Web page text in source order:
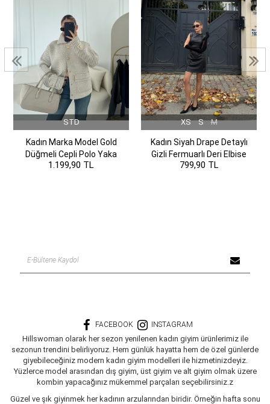
STD
Kadın Marka Model Gold
Düğmeli Cepli Polo Yaka
Hırka
1.199,90 TL
XS S M
Kadın Siyah Drape Detaylı
Gizli Fermuarlı Deri Elbise
799,90 TL
FACEBOOK INSTAGRAM
Hillswoman olarak her sezon yenilenen kadın giyim ürünlerimiz ile
sezonun trendini belirliyoruz. Hem günlük hayatta hem de özel günlerde
giyebileceğiniz modern kadın giyim modelleri ile hizmetinizdeyiz.
Yüzlerce model arasından dış giyim, üst giyim ve alt giyim olmak üzere
kombin yapacağınız mükemmel parçaları seçebilirsiniz.z
Güzel ve şık giyinmek her kadının arzularından biridir. Örneğin hafta sonu